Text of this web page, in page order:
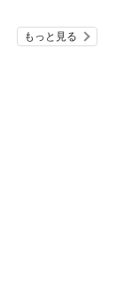
もっと見る